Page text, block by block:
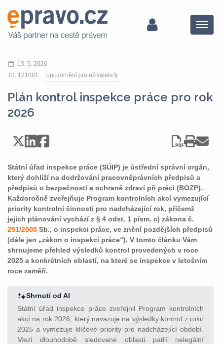
Menu
13. 5. 2026
ID: 121081
upozornění pro uživatele
Plán kontrol inspekce práce pro rok
2026
Státní úřad inspekce práce (SÚIP) je ústřední správní orgán,
který dohlíží na dodržování pracovněprávních předpisů a
předpisů o bezpečnosti a ochraně zdraví při práci (BOZP).
Každoročně zveřejňuje Program kontrolních akcí vymezující
priority kontrolní činnosti pro nadcházející rok, přičemž
jejich plánování vychází z § 4 odst. 1 písm. c) zákona č.
251/2005 Sb., o inspekci práce, ve znění pozdějších předpisů
(dále jen „zákon o inspekci práce“). V tomto článku Vám
shrnujeme přehled výsledků kontrol provedených v roce
2025 a konkrétních oblastí, na které se inspekce v letošním
roce zaměří.
Shrnutí od AI
Státní úřad inspekce práce zveřejnil Program kontrolních
akcí na rok 2026, který navazuje na výsledky kontrol z roku
2025 a vymezuje klíčové priority pro nadcházející období.
Mezi dlouhodobě sledované oblasti patří nelegální